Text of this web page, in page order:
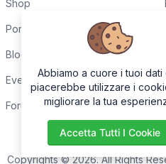
Shop
Portfolio
Blog
Events
Forums
Copyrights © 2026. All Rights
Abbiamo a cuore i tuoi dati
piacerebbe utilizzare i
migliorare la tua
Accetta Tutti I Cookie